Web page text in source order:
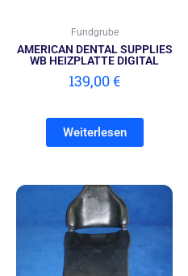
Fundgrube
AMERICAN DENTAL SUPPLIES
WB HEIZPLATTE DIGITAL
139,00€
Weiterlesen